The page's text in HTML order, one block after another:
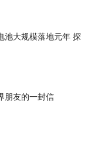
池大规模落地元年 探
朋友的一封信